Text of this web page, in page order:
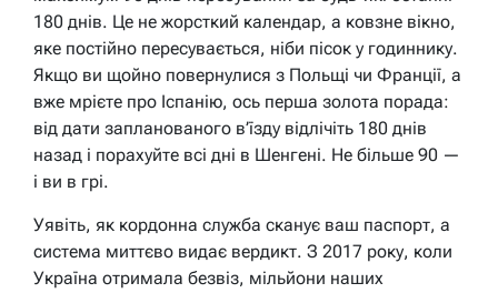
180 днів. Це не жорсткий календар, а ковзне вікно,
яке постійно пересувається, ніби пісок у годиннику.
Якщо ви щойно повернулися з Польщі чи Франції, а
вже мрієте про Іспанію, ось перша золота порада:
від дати запланованого в’їзду відлічіть 180 днів
назад і порахуйте всі дні в Шенгені. Не більше 90 —
і ви в грі.
Уявіть, як кордонна служба сканує ваш паспорт, а
система миттєво видає вердикт. З 2017 року, коли
Україна отримала безвіз, мільйони наших